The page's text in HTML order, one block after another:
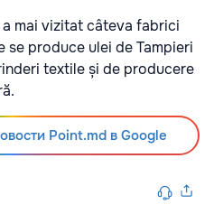
mai vizitat câteva fabrici
se produce ulei de Tampieri
textile și de producere
Point.md в Google